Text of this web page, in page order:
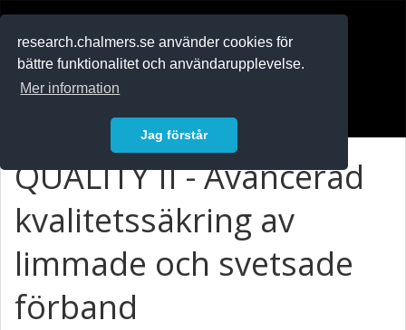
research.chalmers.se använder cookies för
bättre funktionalitet och användarupplevelse.
Mer information
Jag förstår
QUALITY II - Avancerad
kvalitetssäkring av
limmade och svetsade
förband